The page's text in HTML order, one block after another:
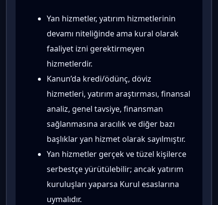
Yan hizmetler, yatırım hizmetlerinin
devamı niteliğinde ama kural olarak
faaliyet izni gerektirmeyen
hizmetlerdir.
Kanun’da kredi/ödünç, döviz
hizmetleri, yatırım araştırması, finansal
analiz, genel tavsiye, finansman
sağlanmasına aracılık ve diğer bazı
başlıklar yan hizmet olarak sayılmıştır.
Yan hizmetler gerçek ve tüzel kişilerce
serbestçe yürütülebilir; ancak yatırım
kuruluşları yaparsa Kurul esaslarına
uymalıdır.